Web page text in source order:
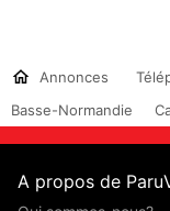
Annonces
Basse-Normandie
A propos de